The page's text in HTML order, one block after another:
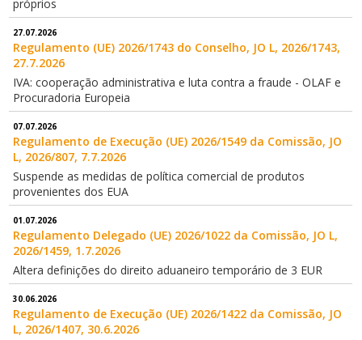
próprios
27.07.2026
Regulamento (UE) 2026/1743 do Conselho, JO L, 2026/1743,
27.7.2026
IVA: cooperação administrativa e luta contra a fraude - OLAF e
Procuradoria Europeia
07.07.2026
Regulamento de Execução (UE) 2026/1549 da Comissão, JO
L, 2026/807, 7.7.2026
Suspende as medidas de política comercial de produtos
provenientes dos EUA
01.07.2026
Regulamento Delegado (UE) 2026/1022 da Comissão, JO L,
2026/1459, 1.7.2026
Altera definições do direito aduaneiro temporário de 3 EUR
30.06.2026
Regulamento de Execução (UE) 2026/1422 da Comissão, JO
L, 2026/1407, 30.6.2026